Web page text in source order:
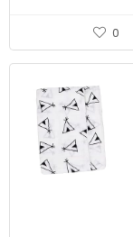
0